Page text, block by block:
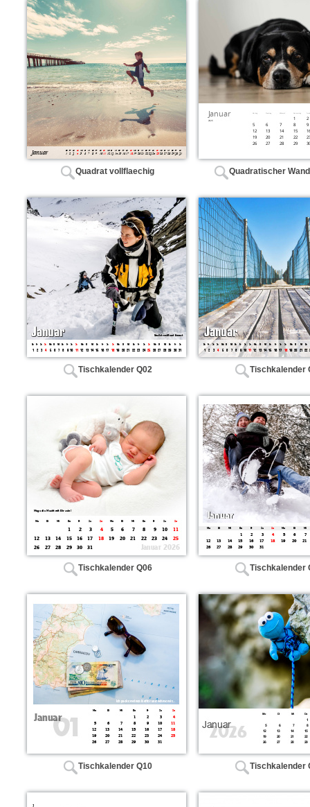
Quadrat vollflaechig Quadratischer
Tischkalender Q02 Tischkalender
Tischkalender Q06 Tischkalender
Tischkalender Q10 Tischkalender